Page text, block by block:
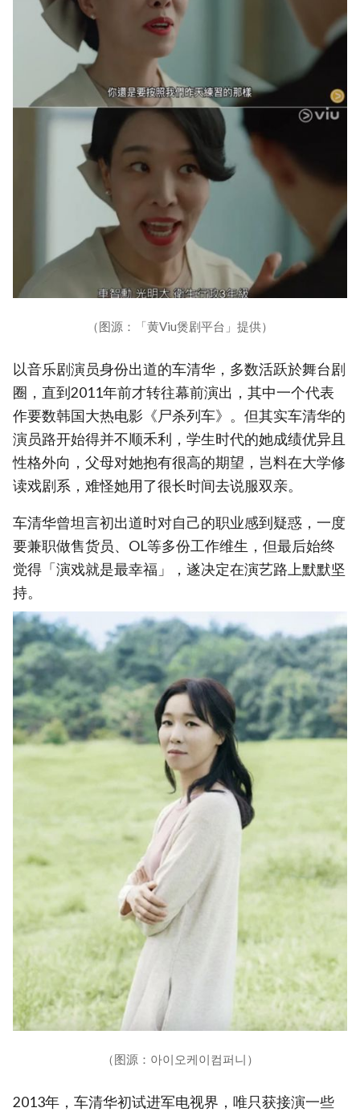
（图源：「黄Viu煲剧平台」提供）
以音乐剧演员身份出道的车清华，多数活跃於舞台剧
圈，直到2011年前才转往幕前演出，其中一个代表
作要数韩国大热电影《尸杀列车》。但其实车清华的
演员路开始得并不顺禾利，学生时代的她成绩优异且
性格外向，父母对她抱有很高的期望，岂料在大学修
读戏剧系，难怪她用了很长时间去说服双亲。
车清华曾坦言初出道时对自己的职业感到疑惑，一度
要兼职做售货员、OL等多份工作维生，但最后始终
觉得「演戏就是最幸福」，遂决定在演艺路上默默坚
持。
（图源：아이오케이컴퍼니）
2013年，车清华初试进军电视界，唯只获接演一些